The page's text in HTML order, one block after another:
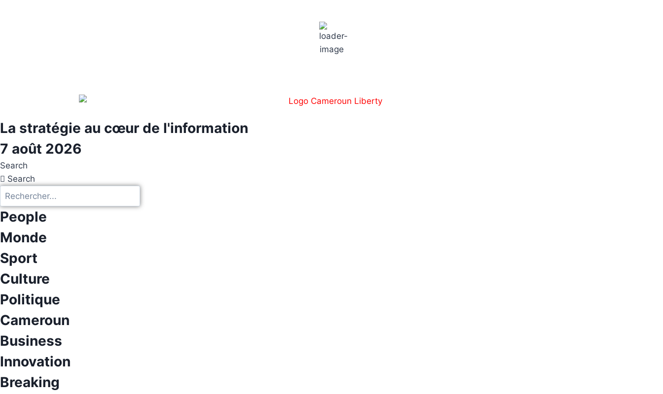
1:20 am,
18
La stratégie au cœur de l'information
7 août 2026
Search
Search
People
Monde
Sport
Culture
Politique
Cameroun
Business
Innovation
Breaking